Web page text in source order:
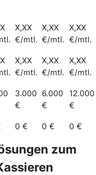
X,XX
€/mtl.
X,XX
€/mtl.
X,XX
€/mtl.
X,XX
€/mtl.
X,XX
€/mtl.
X,XX
€/mtl.
3.000
€
6.000
€
12.000
€
0 € 0 € 0 €
zum